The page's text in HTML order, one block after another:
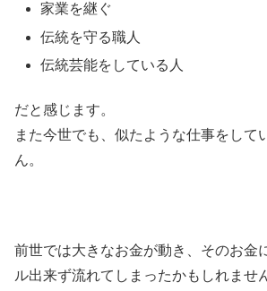
家業を継ぐ
伝統を守る職人
伝統芸能をしている人
だと感じます。
また今世でも、似たような仕事をして
ん。
前世では大きなお金が動き、そのお金
ル出来ず流れてしまったかもしれませ